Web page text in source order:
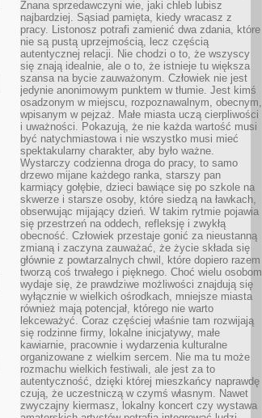
Znana sprzedawczyni wie, jaki chleb lubisz
najbardziej. Sąsiad pamięta, kiedy wracasz z
pracy. Listonosz potrafi zamienić dwa zdania, które
nie są pustą uprzejmością, lecz częścią
autentycznej relacji. Nie chodzi o to, że wszyscy
się znają idealnie, ale o to, że istnieje tu większa
szansa na bycie zauważonym. Człowiek nie jest
jedynie anonimowym punktem w tłumie. Jest kimś
osadzonym w miejscu, rozpoznawalnym, obecnym,
wpisanym w pejzaż. Małe miasta uczą cierpliwości
i uważności. Pokazują, że nie każda wartość musi
być natychmiastowa i nie wszystko musi mieć
spektakularny charakter, aby było ważne.
Wystarczy codzienna droga do pracy, to samo
drzewo mijane każdego ranka, starszy pan
karmiący gołębie, dzieci bawiące się po szkole na
skwerze i starsze osoby, które siedzą na ławkach,
obserwując mijający dzień. W takim rytmie pojawia
się przestrzeń na oddech, refleksję i zwykłą
obecność. Człowiek przestaje gonić za nieustanną
zmianą i zaczyna zauważać, że życie składa się
głównie z powtarzalnych chwil, które dopiero razem
tworzą coś trwałego i pięknego. Choć wielu osobom
wydaje się, że prawdziwe możliwości znajdują się
wyłącznie w wielkich ośrodkach, mniejsze miasta
również mają potencjał, którego nie warto
lekceważyć. Coraz częściej właśnie tam rozwijają
się rodzinne firmy, lokalne inicjatywy, małe
kawiarnie, pracownie i wydarzenia kulturalne
organizowane z wielkim sercem. Nie ma tu może
rozmachu wielkich festiwali, ale jest za to
autentyczność, dzięki której mieszkańcy naprawdę
czują, że uczestniczą w czymś własnym. Nawet
zwyczajny kiermasz, lokalny koncert czy wystawa